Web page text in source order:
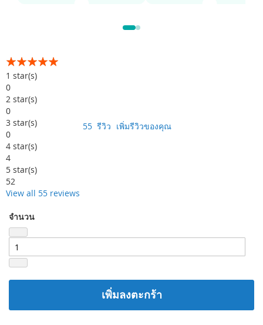
อันดับ:
99% of100
1 star(s)
0
2 star(s)
0
3 star(s)
0
4 star(s)
4
5 star(s)
52
View all 55 reviews
55 รีวิว เพิ่มรีวิวของคุณ
จำนวน
เพิ่มลงตะกร้า